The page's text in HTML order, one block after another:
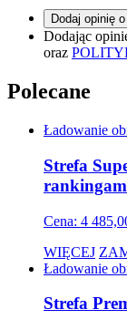
Dodaj opinię
Dodając
oraz
Polecane
Ładowanie
Strefa
Cena: 4
WIĘCEJ
Ładowanie
Strefa